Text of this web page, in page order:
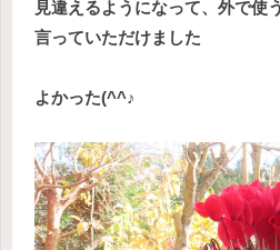
見違えるようになって、外で使
言っていただけました
よかった(^^♪